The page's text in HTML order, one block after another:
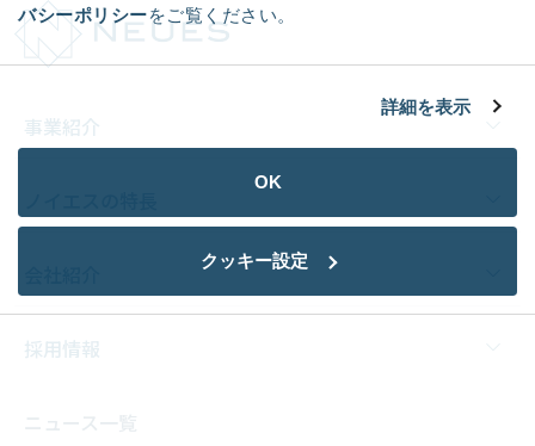
バシーポリシーをご覧ください。
詳細を表示
OK
クッキー設定
事業紹介
採用情報